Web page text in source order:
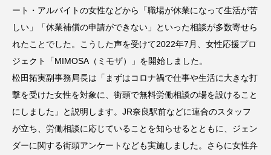
ート・アルバイトの女性などから「職場が休業になって生活が苦
しい」「休業補償の申請ができない」といった相談が多数寄せら
れたことでした。こうした声を受けて2022年7月、女性応援プロ
ジェクト「MIMOSA（ミモザ）」を開始しました。
松田拓実副事務局長は「まずはコロナ禍で仕事や生活に大きな打
撃を受けた女性を対象に、街頭で無料労働相談の場を設けること
にしました」と説明します。JR奈良駅前などに連合のスタッフ
が立ち、労働相談に応じていることを知らせるとともに、ジェン
ダーに関する街頭アンケートなども実施しました。さらに女性弁